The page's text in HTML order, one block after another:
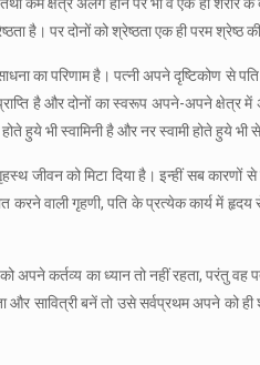
है। पर दोनों को श्रेष्ठता एक ही परम
का परिणाम है। पत्नी अपने दृष्टिकोण से पति
है और दोनों का स्वरूप अपने-अपने क्षेत्र
हुये भी स्वामिनी है और नर स्वामी होते हुये भी
जीवन को मिटा दिया है। इन्हीं सब
करने वाली गृहणी, पति के प्रत्येक कार्य में
कर्तव्य का ध्यान तो नहीं रहता, परंतु वह
और सावित्री बनें तो उसे सर्वप्रथम अपने